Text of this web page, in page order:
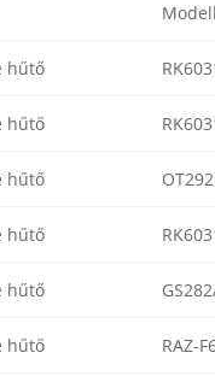
Modell
hűtő
hűtő
hűtő
hűtő
hűtő
hűtő RAZ-